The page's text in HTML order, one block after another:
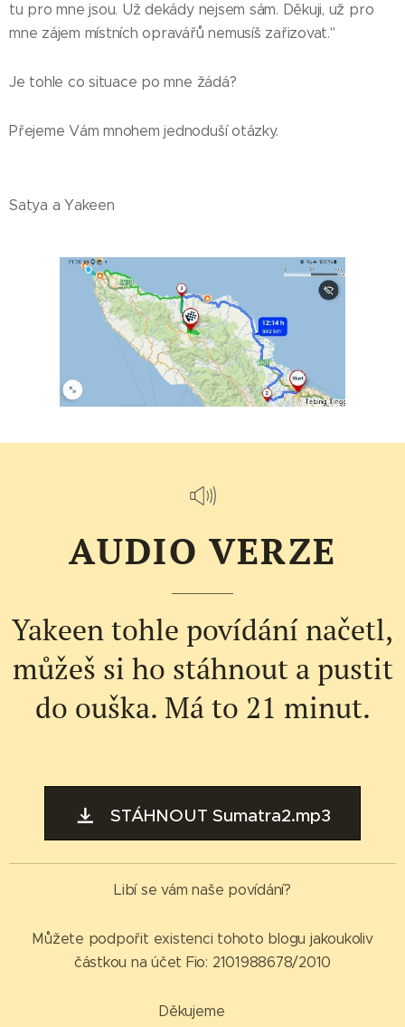
tu pro mne jsou. Už dekády nejsem sám. Děkuji, už pro
mne zájem místních opravářů nemusíš zařizovat."
Je tohle co situace po mne žádá?
Přejeme Vám mnohem jednoduší otázky.
Satya a Yakeen
AUDIO VERZE
Yakeen tohle povídání načetl,
můžeš si ho stáhnout a pustit
do ouška. Má to 21 minut.
STÁHNOUT Sumatra2.mp3
Libí se vám naše povídání?
Můžete podpořit existenci tohoto blogu jakoukoliv
částkou na účet Fio: 2101988678/2010
Děkujeme ❤️